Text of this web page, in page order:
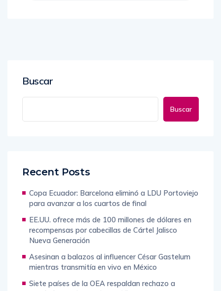
Buscar
Buscar
Recent Posts
Copa Ecuador: Barcelona eliminó a LDU Portoviejo
para avanzar a los cuartos de final
EE.UU. ofrece más de 100 millones de dólares en
recompensas por cabecillas de Cártel Jalisco
Nueva Generación
Asesinan a balazos al influencer César Gastelum
mientras transmitía en vivo en México
Siete países de la OEA respaldan rechazo a